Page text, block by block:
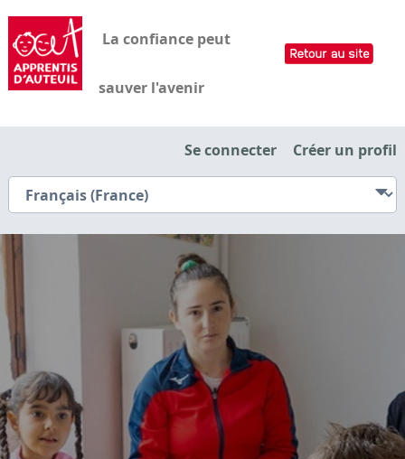
La confiance peut
sauver l'avenir
Se connecter Créer un profil